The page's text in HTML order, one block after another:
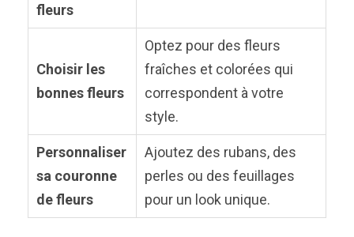
fleurs
Choisir les
bonnes fleurs
Optez pour des fleurs
fraîches et colorées qui
correspondent à votre
style.
Personnaliser
sa couronne
de fleurs
Ajoutez des rubans, des
perles ou des feuillages
pour un look unique.